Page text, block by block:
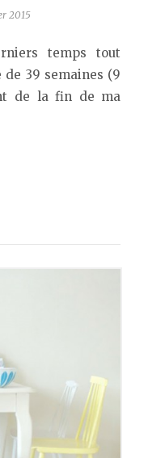
2015
temps tout
39 semaines (9
de la fin de ma